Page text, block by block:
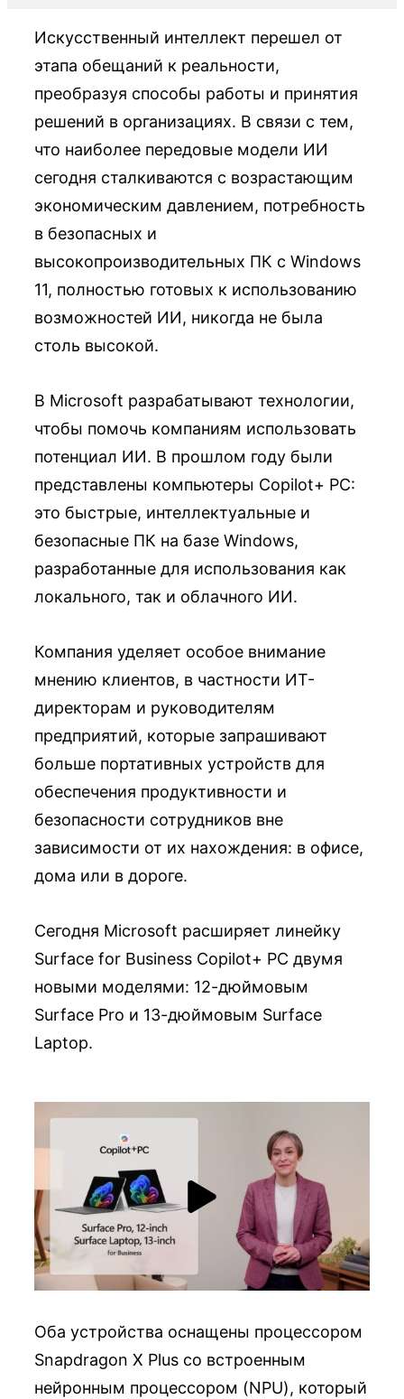
Искусственный интеллект перешел от
этапа обещаний к реальности,
преобразуя способы работы и принятия
решений в организациях. В связи с тем,
что наиболее передовые модели ИИ
сегодня сталкиваются с возрастающим
экономическим давлением, потребность
в безопасных и
высокопроизводительных ПК с Windows
11, полностью готовых к использованию
возможностей ИИ, никогда не была
столь высокой.
В Microsoft разрабатывают технологии,
чтобы помочь компаниям использовать
потенциал ИИ. В прошлом году были
представлены компьютеры Copilot+ PC:
это быстрые, интеллектуальные и
безопасные ПК на базе Windows,
разработанные для использования как
локального, так и облачного ИИ.
Компания уделяет особое внимание
мнению клиентов, в частности ИТ-
директорам и руководителям
предприятий, которые запрашивают
больше портативных устройств для
обеспечения продуктивности и
безопасности сотрудников вне
зависимости от их нахождения: в офисе,
дома или в дороге.
Сегодня Microsoft расширяет линейку
Surface for Business Copilot+ PC двумя
новыми моделями: 12-дюймовым
Surface Pro и 13-дюймовым Surface
Laptop.
Оба устройства оснащены процессором
Snapdragon X Plus со встроенным
нейронным процессором (NPU), который